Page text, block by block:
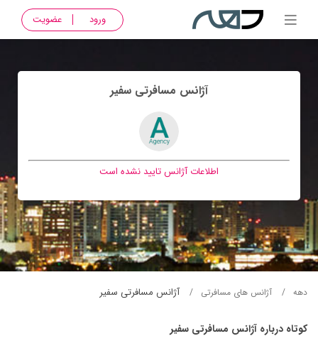
ورود عضویت
آژانس مسافرتی سفير
اطلاعات آژانس تایید نشده است
دهه آژانس های مسافرتی آژانس مسافرتی سفير
کوتاه درباره آژانس مسافرتی سفير